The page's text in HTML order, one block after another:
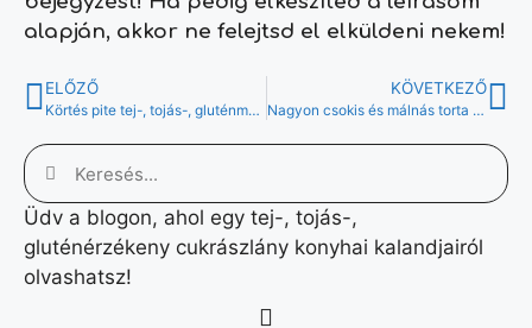
alapján, akkor ne felejtsd el elküldeni nekem!
ELŐZŐ
Körtés pite tej-, tojás-, gluténmentesen
KÖVETKEZŐ
Nagyon csokis és málnás torta tej-, tojás-, gluténmentesen
Üdv a blogon, ahol egy tej-, tojás-,
gluténérzékeny cukrászlány konyhai kalandjairól
olvashatsz!